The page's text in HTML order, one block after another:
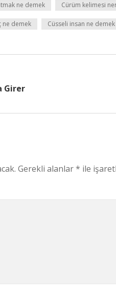
ne demek Cürüm kelimesi
ne demek Cüsseli insan ne demek
Girer
Gerekli alanlar* ile